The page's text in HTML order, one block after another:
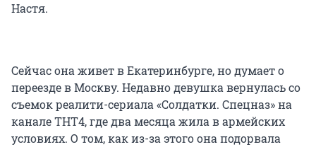
Настя.
Сейчас она живет в Екатеринбурге, но думает о
переезде в Москву. Недавно девушка вернулась со
съемок реалити-сериала «Солдатки. Спецназ» на
канале ТНТ4, где два месяца жила в армейских
условиях. О том, как из-за этого она подорвала